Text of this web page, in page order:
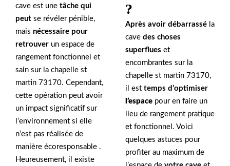
cave est une tâche qui
peut se révéler pénible,
mais nécessaire pour
retrouver un espace de
rangement fonctionnel et
sain sur la chapelle st
martin 73170. Cependant,
cette opération peut avoir
un impact significatif sur
l’environnement si elle
n’est pas réalisée de
manière écoresponsable .
Heureusement, il existe
?
Après avoir débarrassé la
cave des choses
superflues et
encombrantes sur la
chapelle st martin 73170,
il est temps d’optimiser
l’espace pour en faire un
lieu de rangement pratique
et fonctionnel. Voici
quelques astuces pour
profiter au maximum de